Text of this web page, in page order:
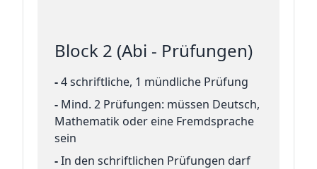
Block 2 (Abi - Prüfungen)
-4 schriftliche, 1 mündliche Prüfung
- Mind. 2 Prüfungen: müssen Deutsch,
Mathematik oder eine Fremdsprache
sein
-In den schriftlichen Prüfungen darf